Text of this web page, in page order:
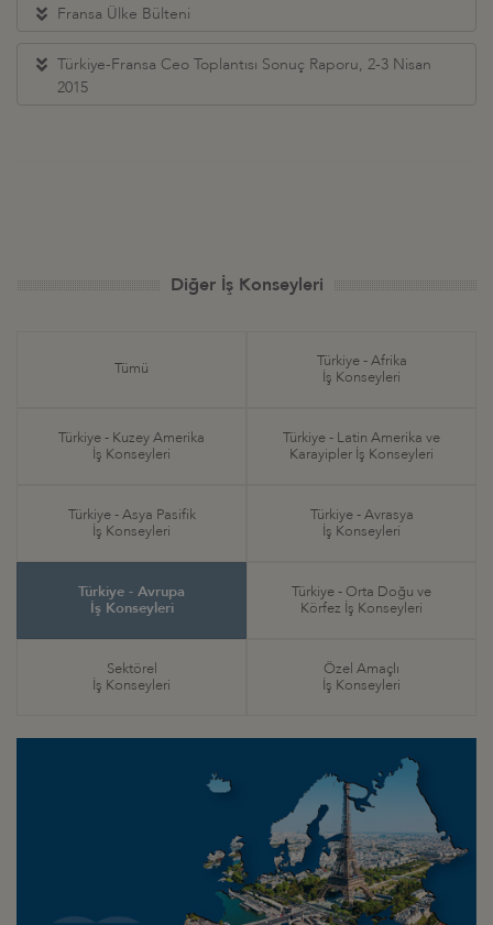
Fransa Ülke Bülteni
Türkiye-Fransa Ceo Toplantısı Sonuç Raporu, 2-3 Nisan
2015
Diğer İş Konseyleri
Tümü
Türkiye - Afrika
İş Konseyleri
Türkiye - Kuzey Amerika
İş Konseyleri
Türkiye - Latin Amerika ve
Karayipler İş Konseyleri
Türkiye - Asya Pasifik
İş Konseyleri
Türkiye - Avrasya
İş Konseyleri
Türkiye - Avrupa
İş Konseyleri
Türkiye - Orta Doğu ve
Körfez İş Konseyleri
Sektörel
İş Konseyleri
Özel Amaçlı
İş Konseyleri